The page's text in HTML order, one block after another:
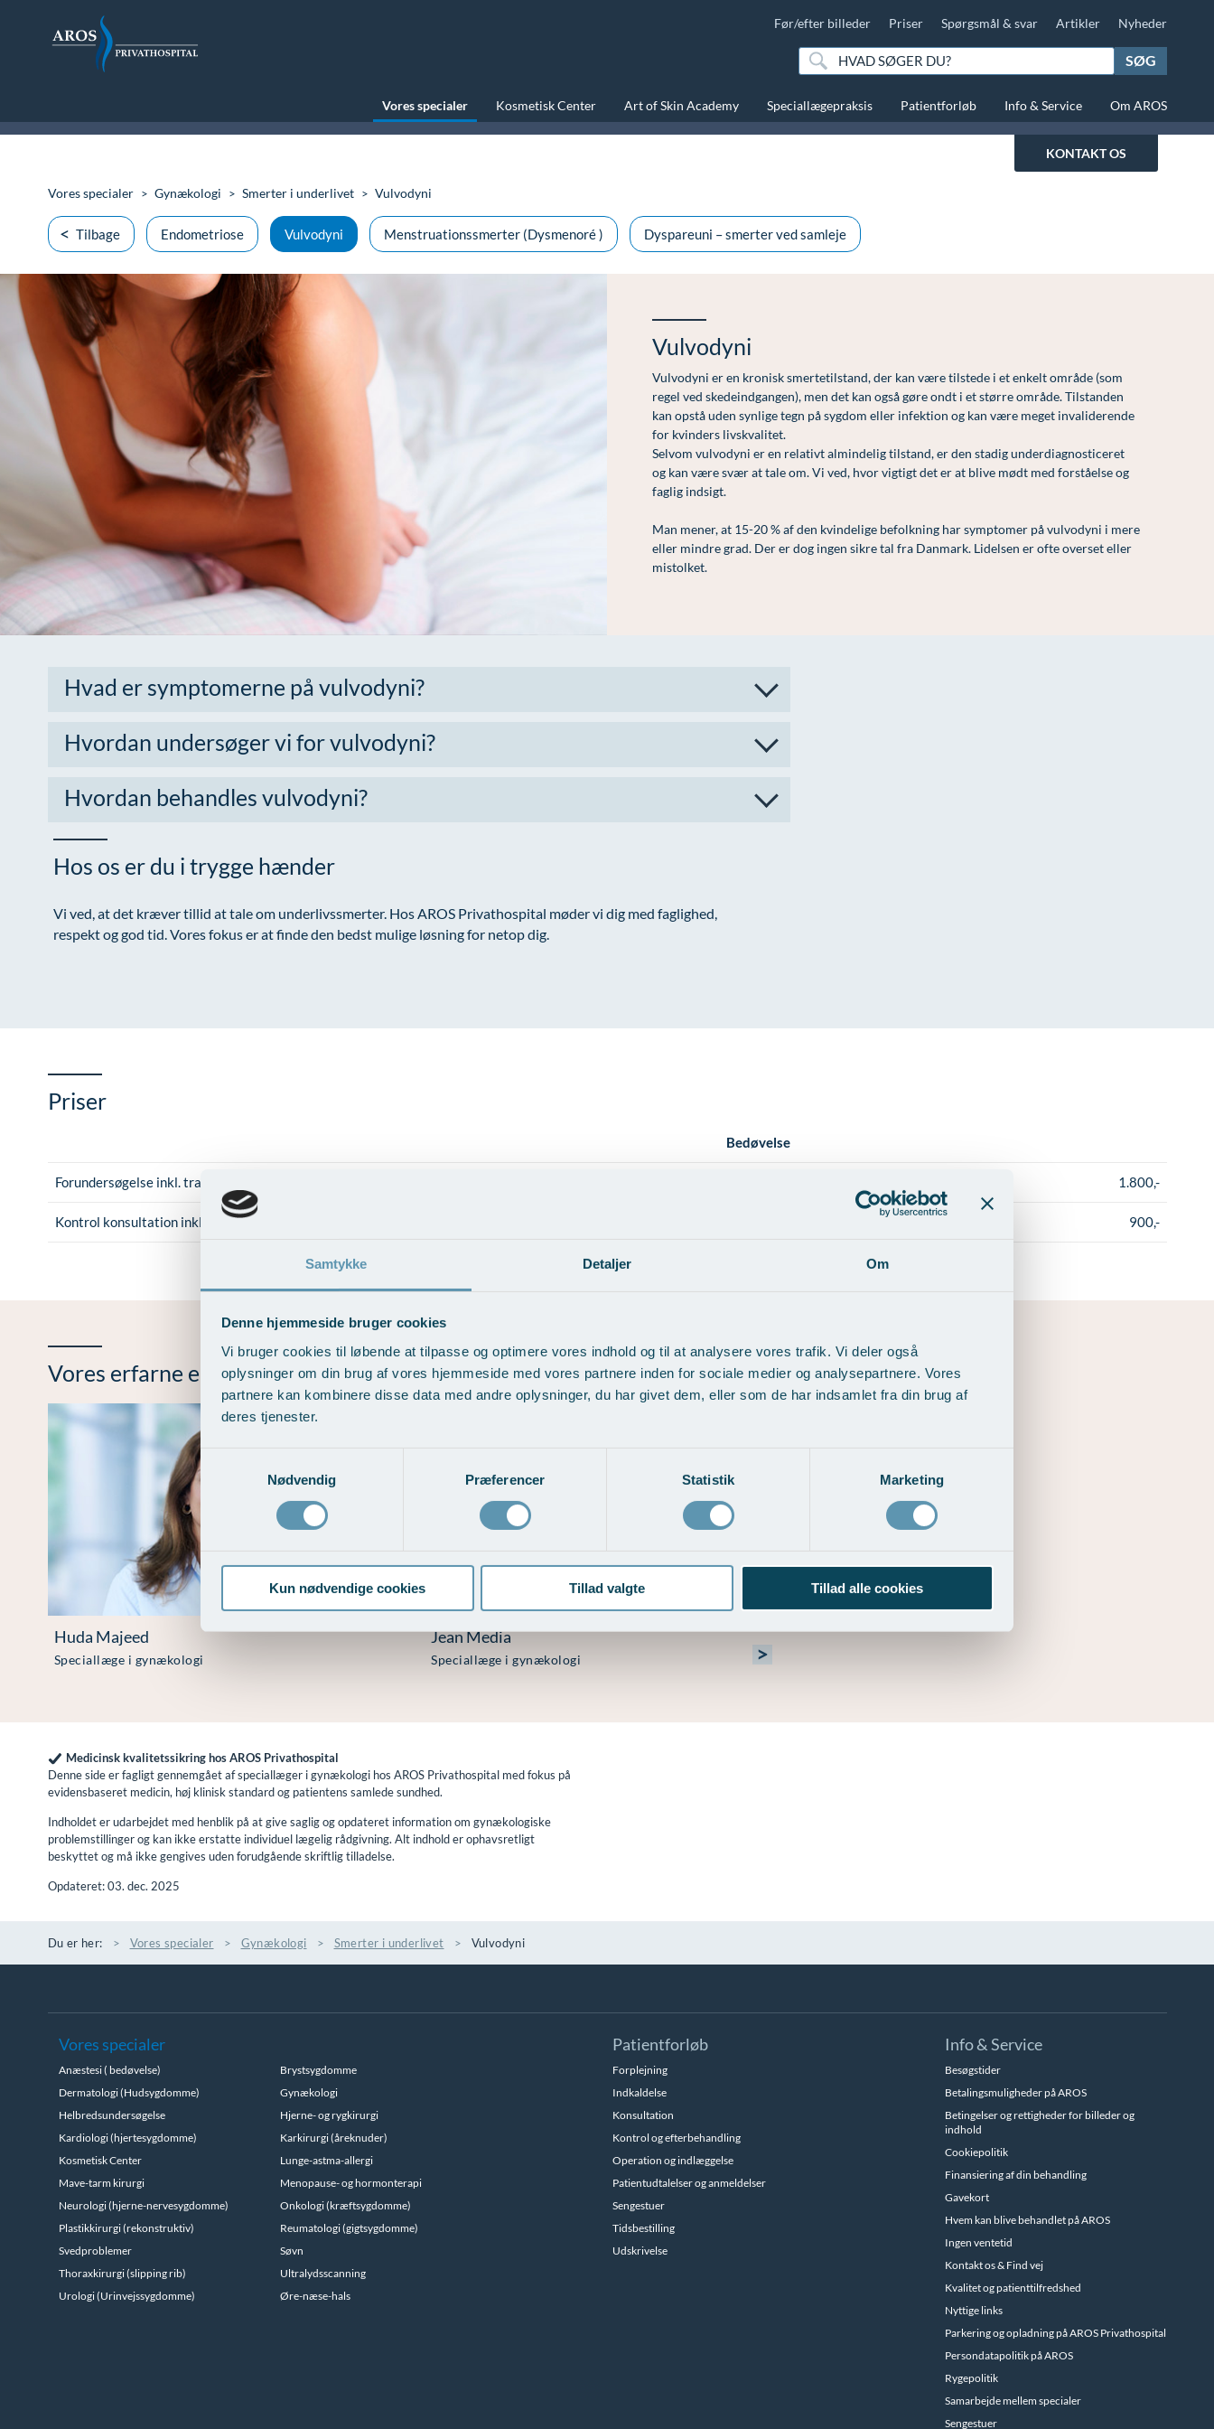
Samtykke Detaljer Om
Denne hjemmeside bruger cookies
Vi bruger cookies til løbende at tilpasse og optimere vores indhold og til at analysere vores trafik. Vi deler også
oplysninger om din brug af vores hjemmeside med vores partnere inden for sociale medier og analysepartnere. Vores
partnere kan kombinere disse data med andre oplysninger, du har givet dem, eller som de har indsamlet fra din brug af
deres tjenester.
Samtykkevalg
Nødvendig
Præferencer Statistik Marketing
Kun nødvendige cookies Tillad valgte Tillad alle cookies
Før/efter billeder Priser Spørgsmål & svar Artikler Nyheder
SØG
Vores specialer Kosmetisk Center Art of Skin Academy Speciallægepraksis Patientforløb Info & Service Om AROS
KONTAKT OS
Vores specialer Gynækologi Smerter i underlivet Vulvodyni
Tilbage Endometriose Vulvodyni Menstruationssmerter (Dysmenoré ) Dyspareuni – smerter ved samleje
Vulvodyni
Vulvodyni er en kronisk smertetilstand, der kan være tilstede i et enkelt område (som
regel ved skedeindgangen), men det kan også gøre ondt i et større område. Tilstanden
kan opstå uden synlige tegn på sygdom eller infektion og kan være meget invaliderende
for kvinders livskvalitet.
Selvom vulvodyni er en relativt almindelig tilstand, er den stadig underdiagnosticeret
og kan være svær at tale om. Vi ved, hvor vigtigt det er at blive mødt med forståelse og
faglig indsigt.
Man mener, at 15-20 % af den kvindelige befolkning har symptomer på vulvodyni i mere
eller mindre grad. Der er dog ingen sikre tal fra Danmark. Lidelsen er ofte overset eller
mistolket.
Hvad er symptomerne på vulvodyni?
Hvordan undersøger vi for vulvodyni?
Hvordan behandles vulvodyni?
Hos os er du i trygge hænder
Vi ved, at det kræver tillid at tale om underlivssmerter. Hos AROS Privathospital møder vi dig med faglighed,
respekt og god tid. Vores fokus er at finde den bedst mulige løsning for netop dig.
Priser
Bedøvelse
Forundersøgelse inkl. transvaginal Ultralydsscanning 1.800,-
Kontrol konsultation inkl. evt. Ultralydsscanning 900,-
Vores erfarne eksperter
Huda Majeed
Speciallæge i gynækologi
Jean Media
Speciallæge i gynækologi >
Medicinsk kvalitetssikring hos AROS Privathospital
Denne side er fagligt gennemgået af speciallæger i gynækologi hos AROS Privathospital med fokus på
evidensbaseret medicin, høj klinisk standard og patientens samlede sundhed.
Indholdet er udarbejdet med henblik på at give saglig og opdateret information om gynækologiske
problemstillinger og kan ikke erstatte individuel lægelig rådgivning. Alt indhold er ophavsretligt
beskyttet og må ikke gengives uden forudgående skriftlig tilladelse.
Opdateret: 03. dec. 2025
Du er her: Vores specialer Gynækologi Smerter i underlivet Vulvodyni
Vores specialer
Anæstesi ( bedøvelse)
Brystsygdomme
Dermatologi (Hudsygdomme)
Gynækologi
Helbredsundersøgelse
Hjerne- og rygkirurgi
Kardiologi (hjertesygdomme)
Karkirurgi (åreknuder)
Kosmetisk Center
Lunge-astma-allergi
Mave-tarm kirurgi
Menopause- og hormonterapi
Neurologi (hjerne-nervesygdomme)
Onkologi (kræftsygdomme)
Plastikkirurgi (rekonstruktiv)
Reumatologi (gigtsygdomme)
Svedproblemer
Søvn
Thoraxkirurgi (slipping rib)
Ultralydsscanning
Urologi (Urinvejssygdomme)
Øre-næse-hals
Patientforløb
Forplejning
Indkaldelse
Konsultation
Kontrol og efterbehandling
Operation og indlæggelse
Patientudtalelser og anmeldelser
Sengestuer
Tidsbestilling
Udskrivelse
Info & Service
Besøgstider
Betalingsmuligheder på AROS
Betingelser og rettigheder for billeder og
indhold
Cookiepolitik
Finansiering af din behandling
Gavekort
Hvem kan blive behandlet på AROS
Ingen ventetid
Kontakt os & Find vej
Kvalitet og patienttilfredshed
Nyttige links
Parkering og opladning på AROS Privathospital
Persondatapolitik på AROS
Rygepolitik
Samarbejde mellem specialer
Sengestuer